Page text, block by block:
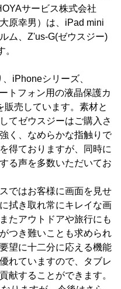
サービス株式会社
原幸男）は、iPad mini
ム、Z'us-G(ゼウスジー)
iPhoneシリーズ、
トフォン用の液晶保護カ
販売しています。素材と
てゼウスジーはご購入さ
く、なめらかな指触りで
得ておりますが、同時に
る声を多数いただいてお
ではお客様に画面を見せ
拭き取れ常にキレイな画
たアウトドアや旅行にも
つき難いことも求められ
望に十二分に応える機能
れていますので、タブレ
献することができます。